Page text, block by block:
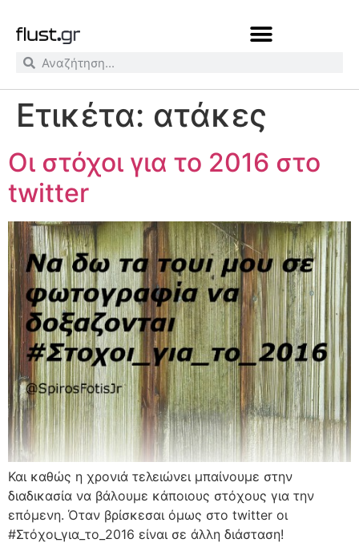
Ετικέτα: ατάκες
Οι στόχοι για το 2016 στο
twitter
Και καθώς η χρονιά τελειώνει μπαίνουμε στην
διαδικασία να βάλουμε κάποιους στόχους για την
επόμενη. Όταν βρίσκεσαι όμως στο twitter οι
#Στόχοι_για_το_2016 είναι σε άλλη διάσταση!